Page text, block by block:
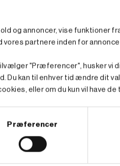
og annoncer, vise funktioner
partnere inden for
"Præferencer", husker vi
Du kan til enhver tid ændre dit
eller om du kun vil have
Præferencer